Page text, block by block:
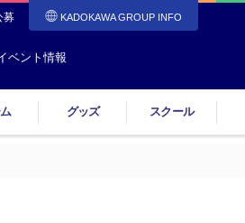
募 KADOKAWA GROUP INFO
ベント情報
グッズ スクール